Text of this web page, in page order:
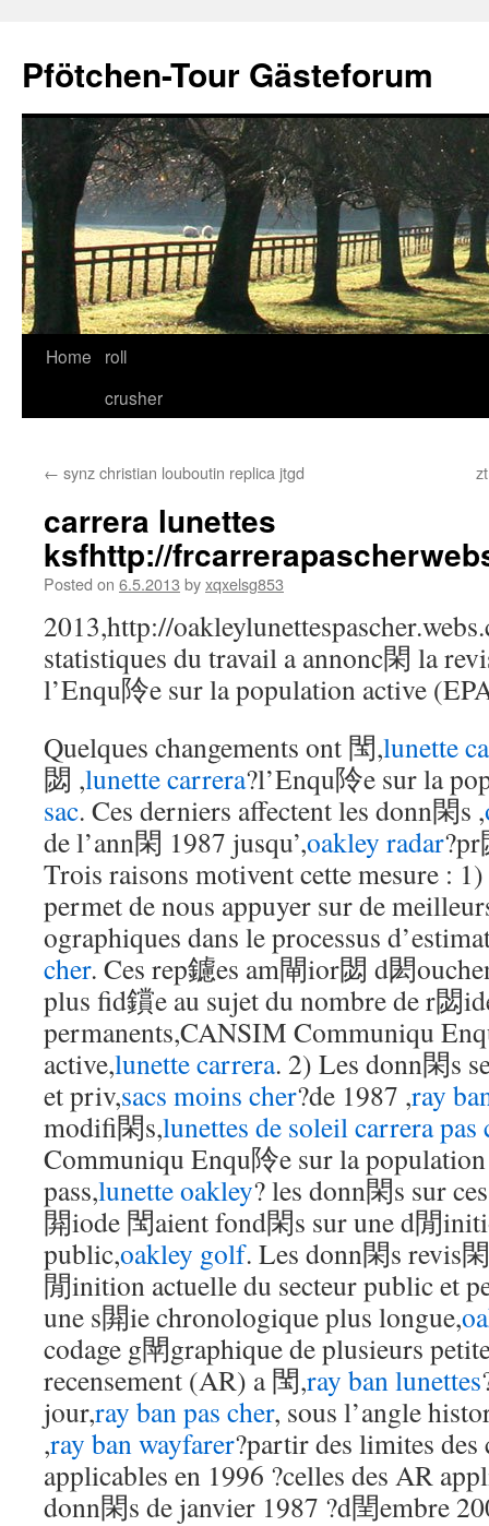
content
Pfötchen-Tour Gästeforum
Home
roll
crusher
← synz christian louboutin replica jtgd
carrera lunettes
ksfhttp://
Posted on 6.5.2013 byxqxelsg853
2013,http://
statistiques du travail a annonc閑 la
l’Enqu阾e sur la population active
Quelques changements ont 閠,lunette
閟 ,lunette carrera?l’Enqu阾e sur la
sac. Ces derniers affectent les donn閑s ,
de l’ann閑 1987 jusqu’,oakley radar
Trois raisons motivent cette mesure :
permet de nous appuyer sur de
ographiques dans le processus
cher. Ces rep鑢es am閘ior閟 d閎
plus fid鑜e au sujet du nombre de r閟
permanents,CANSIM Communiqu
active,lunette carrera. 2) Les donn閑s
et priv,sacs moins cher?de 1987 ,ray
modifi閑s,lunettes de soleil carrera pas
Communiqu Enqu阾e sur la
pass,lunette oakley? les donn閑s sur
閞iode 閠aient fond閑s sur une d閒
public,oakley golf. Les donn閑s revis
閒inition actuelle du secteur public et
une s閞ie chronologique plus longue,
codage g閛graphique de plusieurs
recensement (AR) a 閠,ray ban lunettes
jour,ray ban pas cher, sous l’angle
,ray ban wayfarer?partir des limites des
applicables en 1996 ?celles des AR
donn閑s de janvier 1987 ?d閏embre